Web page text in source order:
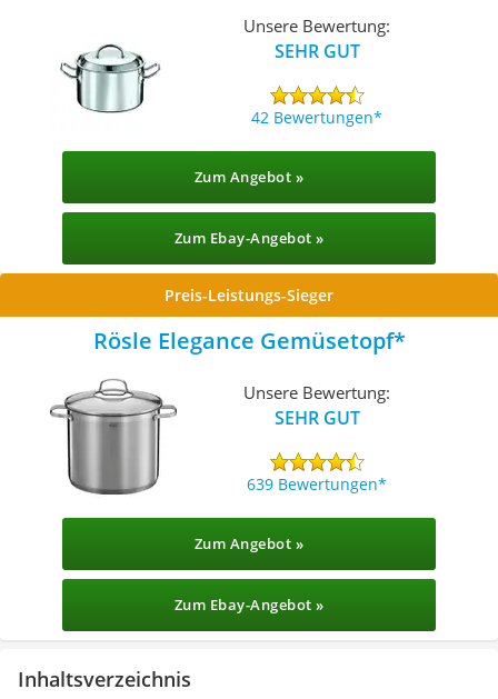
Unsere Bewertung:
SEHR GUT
42 Bewertungen
Zum Angebot »
Zum Ebay-Angebot »
Preis-Leistungs-Sieger
Rösle Elegance Gemüsetopf
Unsere Bewertung:
SEHR GUT
639 Bewertungen
Zum Angebot »
Zum Ebay-Angebot »
Inhaltsverzeichnis